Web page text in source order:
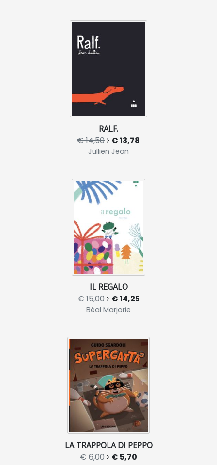
RALF.
€ 14,50 € 13,78
Jullien Jean
IL REGALO
€ 15,00 € 14,25
Béal Marjorie
LA TRAPPOLA DI PEPPO
€ 6,00 € 5,70